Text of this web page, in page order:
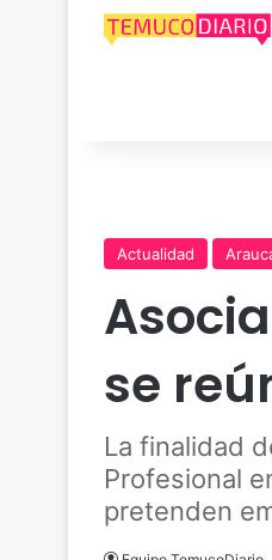
Actualidad
se
La finalidad
Profesional
pretenden